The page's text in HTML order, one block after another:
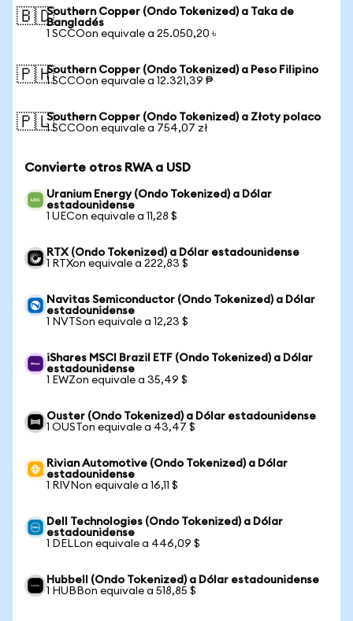
🇧🇩Southern Copper (Ondo Tokenized) a Taka de
Bangladés
1 SCCOon equivale a 25.050,20 ৳
🇵🇭Southern Copper (Ondo Tokenized) a Peso Filipino
1 SCCOon equivale a 12.321,39 ₱
🇵🇱Southern Copper (Ondo Tokenized) a Złoty polaco
1 SCCOon equivale a 754,07 zł
Convierte otros RWA a USD
Uranium Energy (Ondo Tokenized) a Dólar
estadounidense
1 UECon equivale a 11,28 $
RTX (Ondo Tokenized) a Dólar estadounidense
1 RTXon equivale a 222,83 $
Navitas Semiconductor (Ondo Tokenized) a Dólar
estadounidense
1 NVTSon equivale a 12,23 $
iShares MSCI Brazil ETF (Ondo Tokenized) a Dólar
estadounidense
1 EWZon equivale a 35,49 $
Ouster (Ondo Tokenized) a Dólar estadounidense
1 OUSTon equivale a 43,47 $
Rivian Automotive (Ondo Tokenized) a Dólar
estadounidense
1 RIVNon equivale a 16,11 $
Dell Technologies (Ondo Tokenized) a Dólar
estadounidense
1 DELLon equivale a 446,09 $
Hubbell (Ondo Tokenized) a Dólar estadounidense
1 HUBBon equivale a 518,85 $